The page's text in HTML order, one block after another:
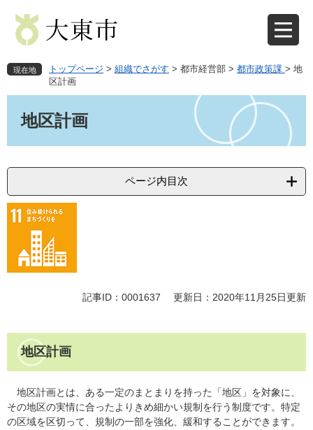
先
で
を
ば
へ
現在地 トップページ > 組織でさがす > 都市経営部 > 都市政策課 > 地
区計画
地区計画
ページ内目次
記事ID：0001637 更新日：2020年11月25日更新
地区計画
地区計画とは、ある一定のまとまりを持った「地区」を対象に、
その地区の実情に合ったよりきめ細かい規制を行う制度です。特定
の区域を区切って、規制の一部を強化、緩和することができます。